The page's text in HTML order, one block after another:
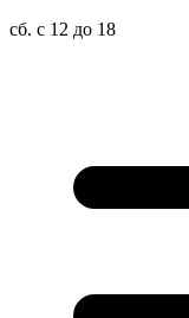
сб. с 12 до 18